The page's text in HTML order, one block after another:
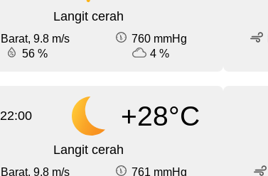
Langit cerah
Barat, 9.8 m/s
760 mmHg
56 %
4 %
22:00 +28°C
Langit cerah
Barat, 9.8 m/s
761 mmHg